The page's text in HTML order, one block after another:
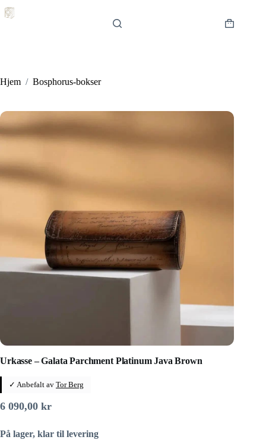
til
Hjem / Bosphorus-bokser
Urkasse – Galata Parchment Platinum Java Brown
✓ Anbefalt av Tor Berg
6 090,00 kr
På lager, klar til levering